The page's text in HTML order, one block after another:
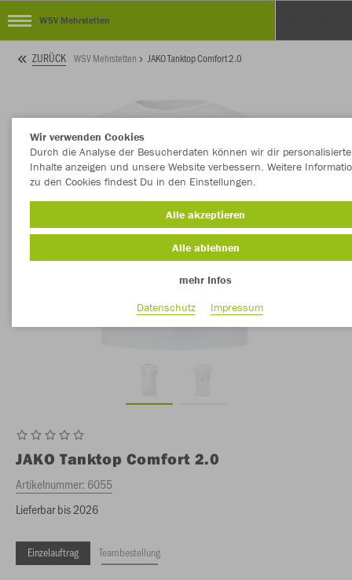
WSV Mehrstetten
ZURÜCK WSV Mehrstetten JAKO Tanktop Comfort 2.0
JAKO Tanktop Comfort 2.0
Artikelnummer: 6055
Lieferbar bis 2026
Einzelauftrag Teambestellung
Wir verwenden Cookies
Durch die Analyse der Besucherdaten können wir dir personalisierte
Inhalte anzeigen und unsere Website verbessern. Weitere
zu den Cookies findest Du in den Einstellungen.
Alle akzeptieren
Alle ablehnen
mehr Infos
Datenschutz
Impressum